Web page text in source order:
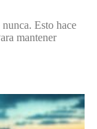
Esto hace
mantener